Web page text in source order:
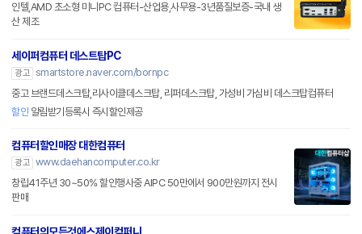
인텔,AMD 초소형 미니PC 컴퓨터-산업용,사무용-3년품질보증-국내 생
산 제조
세이퍼컴퓨터 데스트탑PC
광고 smartstore.naver.com/bornpc
중고 브랜드데스크탑,리사이클데스크탑, 리퍼데스크탑, 가성비 가심비 데스크탑컴퓨터
할인 알림받기등록시 즉시할인제공
컴퓨터할인매장 대한컴퓨터
광고 www.daehancomputer.co.kr
창립41주년 30~50% 할인행사중 AIPC 50만에서 900만원까지 전시
판매